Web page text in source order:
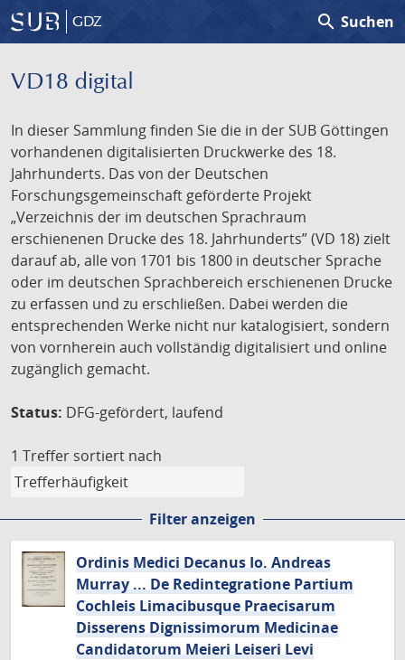
GDZ search Suchen
VD18 digital
In dieser Sammlung finden Sie die in der SUB Göttingen
vorhandenen digitalisierten Druckwerke des 18.
Jahrhunderts. Das von der Deutschen
Forschungsgemeinschaft geförderte Projekt
„Verzeichnis der im deutschen Sprachraum
erschienenen Drucke des 18. Jahrhunderts” (VD 18) zielt
darauf ab, alle von 1701 bis 1800 in deutscher Sprache
oder im deutschen Sprachbereich erschienenen Drucke
zu erfassen und zu erschließen. Dabei werden die
entsprechenden Werke nicht nur katalogisiert, sondern
von vornherein auch vollständig digitalisiert und online
zugänglich gemacht.
Status: DFG-gefördert, laufend
1 Treffer sortiert nach
Filter anzeigen
Ordinis Medici Decanus Io. Andreas
Murray ... De Redintegratione Partium
Cochleis Limacibusque Praecisarum
Disserens Dignissimorum Medicinae
Candidatorum Meieri Leiseri Levi